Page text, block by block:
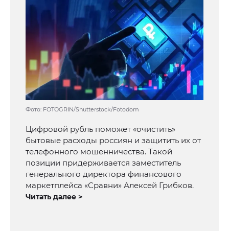
Фото: FOTOGRIN/Shutterstock/Fotodom
Цифровой рубль поможет «очистить»
бытовые расходы россиян и защитить их от
телефонного мошенничества. Такой
позиции придерживается заместитель
генерального директора финансового
маркетплейса «Сравни» Алексей Грибков.
Читать далее >